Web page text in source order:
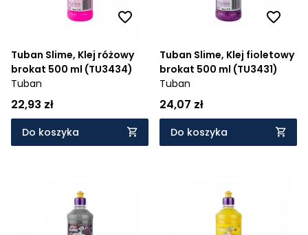
Tuban Slime, Klej różowy
brokat 500 ml (TU3434)
Tuban
22,93 zł
Do koszyka
Tuban Slime, Klej fioletowy
brokat 500 ml (TU3431)
Tuban
24,07 zł
Do koszyka